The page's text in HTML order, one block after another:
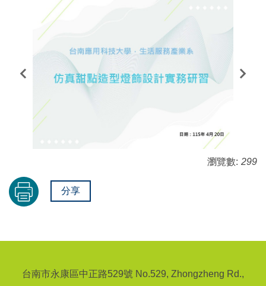
瀏覽數: 299
分享
台南市永康區中正路529號 No.529, Zhongzheng Rd.,